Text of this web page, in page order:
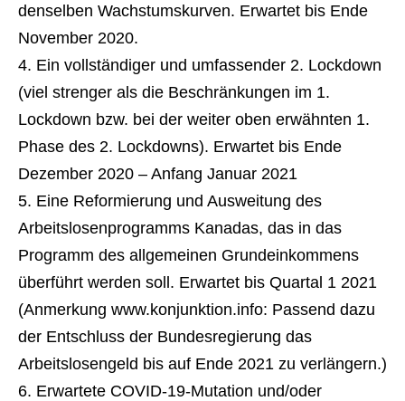
denselben Wachstumskurven. Erwartet bis Ende
November 2020.
Ein vollständiger und umfassender 2. Lockdown
(viel strenger als die Beschränkungen im 1.
Lockdown bzw. bei der weiter oben erwähnten 1.
Phase des 2. Lockdowns). Erwartet bis Ende
Dezember 2020 – Anfang Januar 2021
Eine Reformierung und Ausweitung des
Arbeitslosenprogramms Kanadas, das in das
Programm des allgemeinen Grundeinkommens
überführt werden soll. Erwartet bis Quartal 1 2021
(Anmerkung www.konjunktion.info: Passend dazu
der Entschluss der Bundesregierung das
Arbeitslosengeld bis auf Ende 2021 zu verlängern.)
Erwartete COVID-19-Mutation und/oder